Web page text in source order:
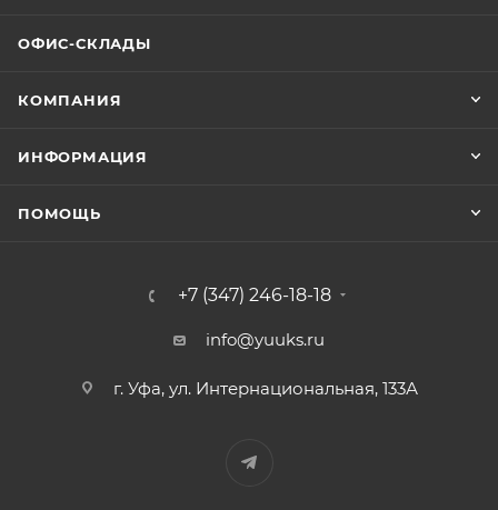
ОФИС-СКЛАДЫ
КОМПАНИЯ
ИНФОРМАЦИЯ
ПОМОЩЬ
+7 (347) 246-18-18
info@yuuks.ru
г. Уфа, ул. Интернациональная, 133А